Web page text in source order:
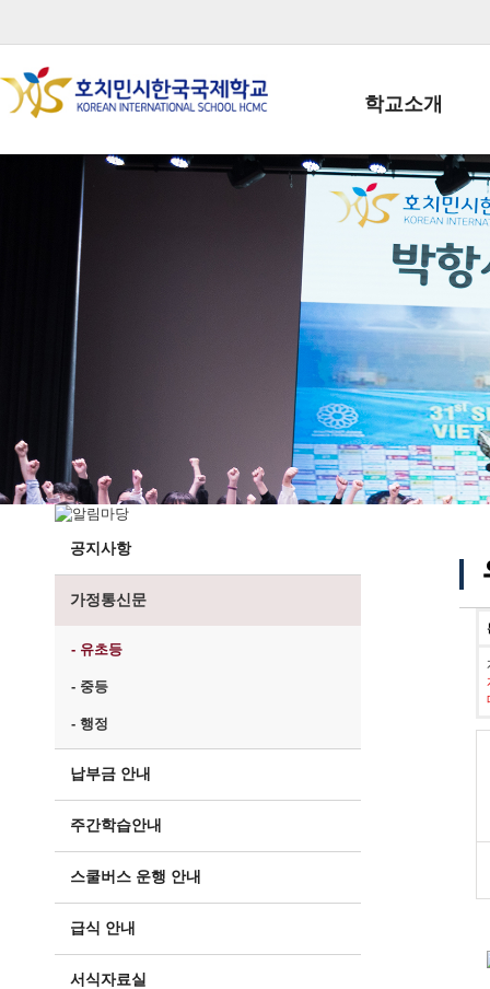
학교소개
학교장인사말
학생회장인사말
학교상징
학교 CI
교직원현황
학생현황
위치/전화
전경사진
공지사항
가정통신문
- 유초등
- 중등
- 행정
납부금 안내
주간학습안내
스쿨버스 운행 안내
급식 안내
서식자료실